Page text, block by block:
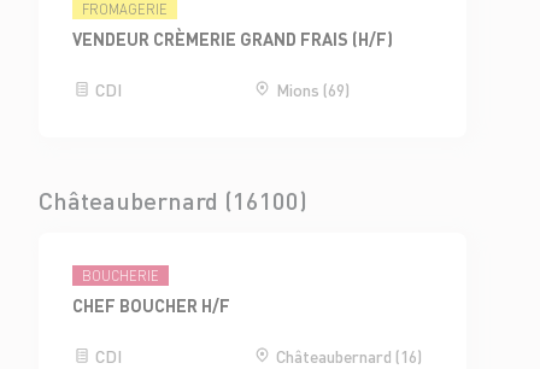
FROMAGERIE
VENDEUR CRÈMERIE GRAND FRAIS (H/F)
CDI Mions (69)
Châteaubernard (16100)
BOUCHERIE
CHEF BOUCHER H/F
CDI Châteaubernard (16)